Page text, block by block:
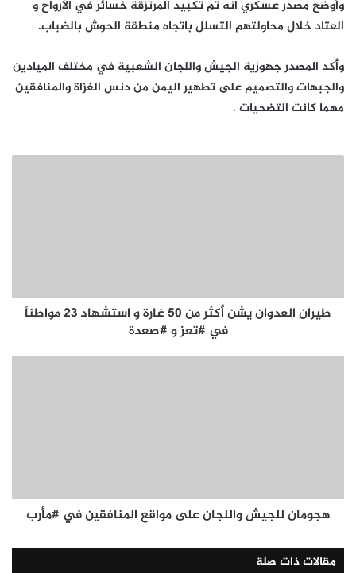
وأوضح مصدر عسكري انه تم تكبيد المرتزقة خسائر في الأرواح و
العتاد خلال محاولتهم التسلل باتجاه منطقة الحوش بالضباب.
وأكد المصدر جهوزية الجيش واللجان الشعبية في مختلف الميادين
والجبهات والتصميم على تطهير اليمن من دنس الغزاة والمنافقين
مهما كانت التضحيات .
طيران العدوان يشن أكثر من 50 غارة و استشهاد 23 مواطناً
في #تعز و #صعدة
هجومان للجيش واللجان على مواقع المنافقين في #مأرب
مقالات ذات صلة